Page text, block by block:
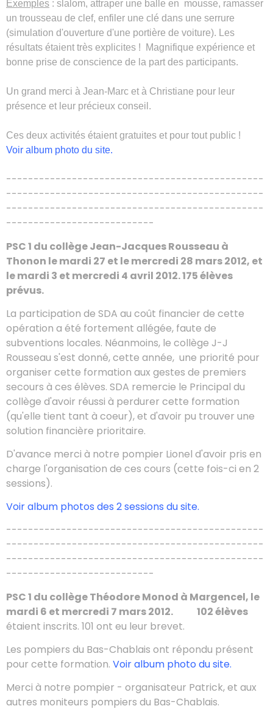
Exemples : slalom, attraper une balle en mousse, ramasser
un trousseau de clef, enfiler une clé dans une serrure
(simulation d'ouverture d'une portière de voiture). Les
résultats étaient très explicites ! Magnifique expérience et
bonne prise de conscience de la part des participants.
Un grand merci à Jean-Marc et à Christiane pour leur
présence et leur précieux conseil.
Ces deux activités étaient gratuites et pour tout public !
Voir album photo du site.
-----------------------------------------------
-----------------------------------------------
-----------------------------------------------
---------------------------
PSC 1 du collège Jean-Jacques Rousseau à
Thonon le mardi 27 et le mercredi 28 mars 2012, et
le mardi 3 et mercredi 4 avril 2012. 175 élèves
prévus.
La participation de SDA au coût financier de cette
opération a été fortement allégée, faute de
subventions locales. Néanmoins, le collège J-J
Rousseau s'est donné, cette année, une priorité pour
organiser cette formation aux gestes de premiers
secours à ces élèves. SDA remercie le Principal du
collège d'avoir réussi à perdurer cette formation
(qu'elle tient tant à coeur), et d'avoir pu trouver une
solution financière prioritaire.
D'avance merci à notre pompier Lionel d'avoir pris en
charge l'organisation de ces cours (cette fois-ci en 2
sessions).
Voir album photos des 2 sessions du site.
-----------------------------------------------
-----------------------------------------------
-----------------------------------------------
---------------------------
PSC 1 du collège Théodore Monod à Margencel, le
mardi 6 et mercredi 7 mars 2012. 102 élèves
étaient inscrits. 101 ont eu leur brevet.
Les pompiers du Bas-Chablais ont répondu présent
pour cette formation. Voir album photo du site.
Merci à notre pompier - organisateur Patrick, et aux
autres moniteurs pompiers du Bas-Chablais.